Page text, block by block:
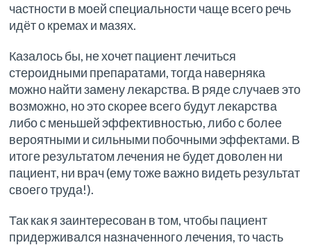
частности в моей специальности чаще всего речь
идёт о кремах и мазях.
Казалось бы, не хочет пациент лечиться
стероидными препаратами, тогда наверняка
можно найти замену лекарства. В ряде случаев это
возможно, но это скорее всего будут лекарства
либо с меньшей эффективностью, либо с более
вероятными и сильными побочными эффектами. В
итоге результатом лечения не будет доволен ни
пациент, ни врач (ему тоже важно видеть результат
своего труда!).
Так как я заинтересован в том, чтобы пациент
придерживался назначенного лечения, то часть